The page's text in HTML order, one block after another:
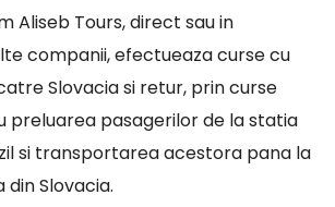
Aliseb Tours, direct sau in
companii, efectueaza curse cu
Slovacia si retur, prin curse
preluarea pasagerilor de la statia
si transportarea acestora pana la
Slovacia.